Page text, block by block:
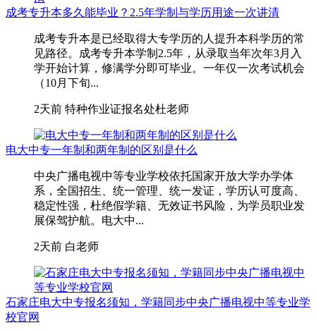
成考专升本多久能毕业？2.5年学制与学历用途一次讲清
成考专升本是已经取得大专学历的人提升本科学历的常
见路径。成考专升本学制2.5年，从录取当年次年3月入
学开始计算，修满学分即可毕业。一年仅一次考试机会
（10月下旬...
2天前 特种作业证报名处杜老师
电大中专一年制和两年制的区别是什么
中央广播电视中等专业学校依托国家开放大学办学体
系，全国招生、统一管理、统一发证，学历认可度高、
稳定性强，杜绝假学籍、无效证书风险，为学员职业发
展保驾护航。电大中...
2天前 白老师
石家庄电大中专报名须知，学籍同步中央广播电视中等专业学
校官网